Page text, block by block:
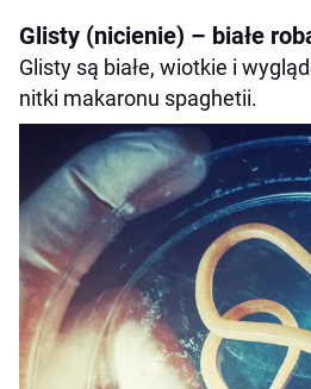
Glisty (nicienie) – białe
Glisty są białe, wiotkie i
nitki makaronu spaghetii.